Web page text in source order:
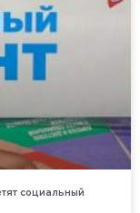
социальный